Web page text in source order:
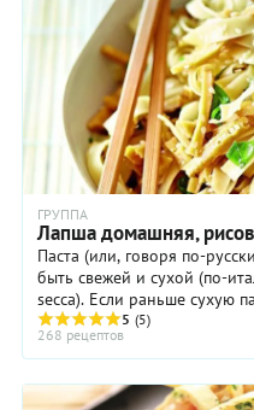
ГРУППА
Лапша домашняя,
Паста (или, говоря по-
быть свежей и сухой (по-
secca). Если раньше сухую
а свежую — исключительно
5 (5)
268 рецептов